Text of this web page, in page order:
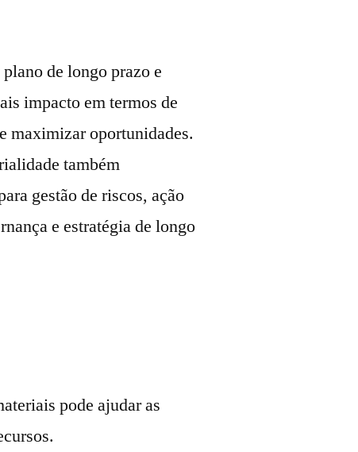
de longo prazo e
impacto em termos de
maximizar oportunidades.
também
gestão de riscos, ação
e estratégia de longo
pode ajudar as